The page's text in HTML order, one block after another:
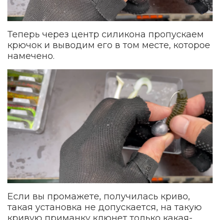
Теперь через центр силикона пропускаем
крючок и выводим его в том месте, которое
намечено.
Если вы промажете, получилась криво,
такая установка не допускается, на такую
кривую приманку клюнет только какая-